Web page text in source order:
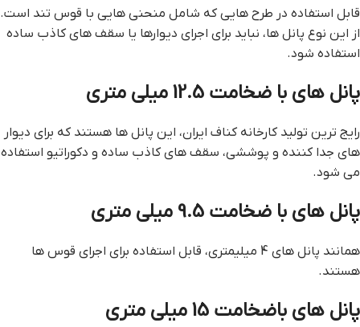
قابل استفاده در طرح هایی که شامل منحنی هایی با قوس تند است.
از این نوع پانل ها، نباید برای اجرای دیوارها یا سقف های کاذب ساده
استفاده شود.
پانل های با ضخامت 12.5 میلی متری
رایج ترین تولید کارخانه کناف ایران، این پانل ها هستند که برای دیوار
های جدا کننده و پوششی، سقف های کاذب ساده و دکوراتیو استفاده
می شود.
پانل های با ضخامت 9.5 میلی متری
همانند پانل های 4 میلیمتری، قابل استفاده برای اجرای قوس ها
هستند.
پانل های باضخامت 15 میلی متری